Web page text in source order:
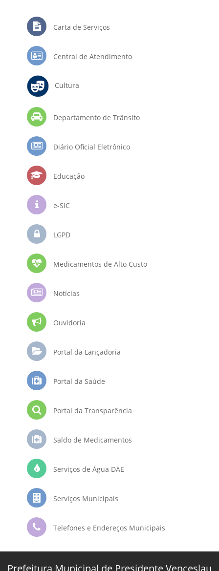
Carta de Serviços
Central de Atendimento
Cultura
Departamento de Trânsito
Diário Oficial Eletrônico
Educação
e-SIC
LGPD
Medicamentos de Alto Custo
Notícias
Ouvidoria
Portal da Lançadoria
Portal da Saúde
Portal da Transparência
Saldo de Medicamentos
Serviços de Água DAE
Serviços Municipais
Telefones e Endereços Municipais
Prefeitura Municipal de Presidente Venceslau